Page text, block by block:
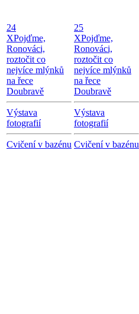
24
XPojďme,
Ronováci,
roztočit co
nejvíce mlýnků
na řece
Doubravě
Výstava
fotografií
Cvičení v bazénu
25
XPojďme,
Ronováci,
roztočit co
nejvíce mlýnků
na řece
Doubravě
Výstava
fotografií
Cvičení v bazénu